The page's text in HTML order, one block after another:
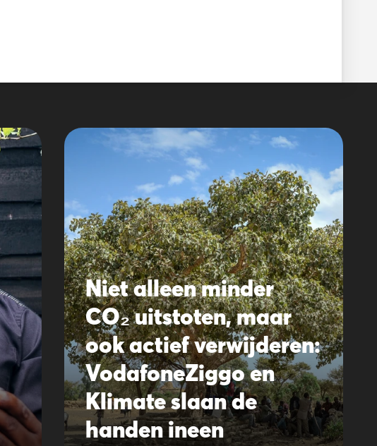
Niet alleen minder
CO₂ uitstoten, maar
ook actief verwijderen:
VodafoneZiggo en
Klimate slaan de
handen ineen